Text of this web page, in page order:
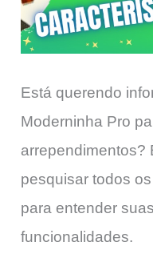
Está querendo
Moderninha Pro
arrependimentos?
pesquisar todos
para entender
funcionalidades.